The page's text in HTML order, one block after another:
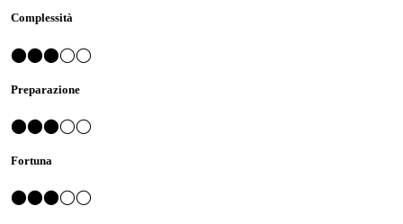
Complessità
⬤⬤⬤◯◯
Preparazione
⬤⬤⬤◯◯
Fortuna
⬤⬤⬤◯◯